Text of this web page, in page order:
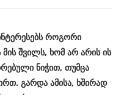
როგორი
შვილს, ხომ არ არის ის
ნიჭით, თუმცა
გარდა ამისა, ხშირად